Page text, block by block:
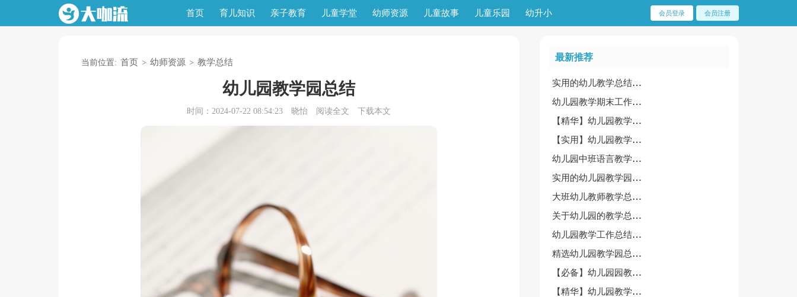
首页 育儿知识 亲子教育 儿童学堂 幼师资源 儿童故事 儿童乐园 幼升小 会员登录 会员注册
当前位置: 首页 > 幼师资源 > 教学总结
幼儿园教学园总结
时间：2024-07-22 08:54:23 晓怡 阅读全文 下载本文
最新推荐
实用的幼儿教学总结范文汇总六篇
幼儿园教学期末工作总结(集锦12篇)
【精华】幼儿园教学总结集合六篇
【实用】幼儿园教学园总结模板集合九篇
幼儿园中班语言教学工作总结 精选9篇
实用的幼儿园教学园总结4篇
大班幼儿教师教学总结(11篇)
关于幼儿园的教学总结合集九篇
幼儿园教学工作总结(集合15篇)
精选幼儿园教学园总结汇总十篇
【必备】幼儿园园教学总结4篇
【精华】幼儿园教学总结模板合集七篇